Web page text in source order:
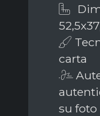
carta
su foto